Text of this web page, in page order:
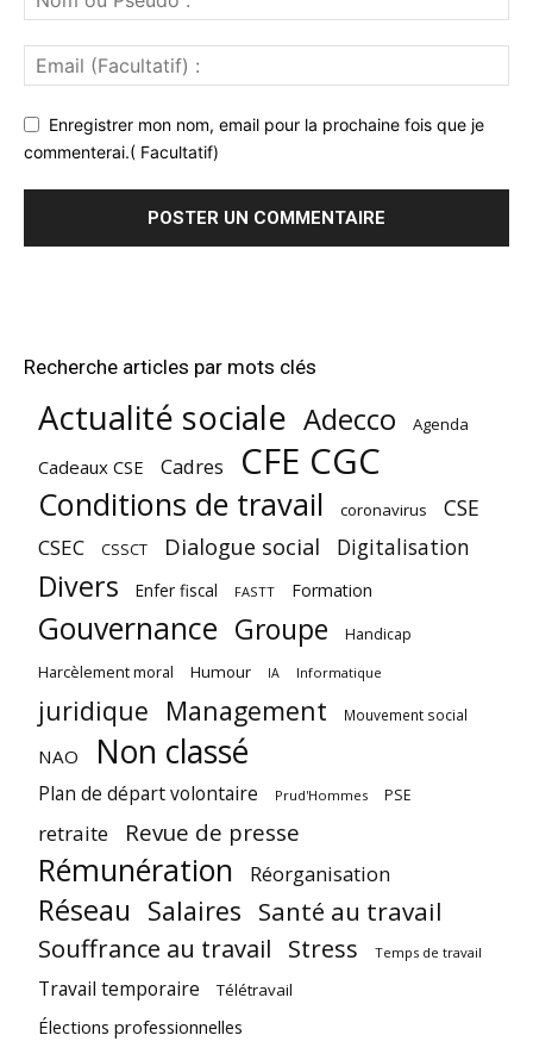
Enregistrer mon nom, email pour la prochaine fois que je
commenterai.( Facultatif)
Recherche articles par mots clés
Actualité sociale Adecco Agenda
Cadeaux CSE Cadres CFE CGC
Conditions de travail coronavirus CSE
CSEC CSSCT Dialogue social Digitalisation
Divers Enfer fiscal FASTT Formation
Gouvernance Groupe Handicap
Harcèlement moral Humour IA Informatique
juridique Management Mouvement social
NAO Non classé
Plan de départ volontaire Prud'Hommes PSE
retraite Revue de presse
Rémunération Réorganisation
Réseau Salaires Santé au travail
Souffrance au travail Stress Temps de travail
Travail temporaire Télétravail
Élections professionnelles